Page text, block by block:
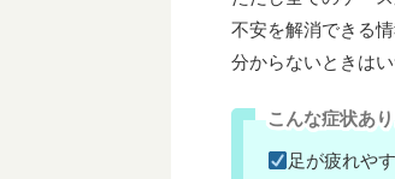
不安を解消できる
分からないときは
こんな症状あ
足が疲れや